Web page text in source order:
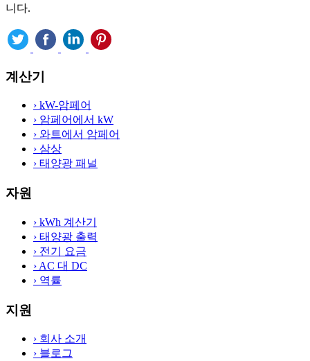
니다.
계산기
› kW-암페어
› 암페어에서 kW
› 와트에서 암페어
› 삼상
› 태양광 패널
자원
› kWh 계산기
› 태양광 출력
› 전기 요금
› AC 대 DC
› 역률
지원
› 회사 소개
› 블로그